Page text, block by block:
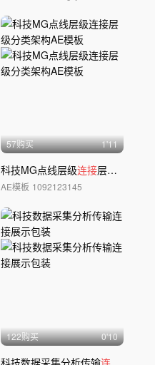
57购买 1'11
科技MG点线层级连接层级分类架构AE模板
AE模板 1092123145
122购买 0'10
科技数据采集分析传输连接